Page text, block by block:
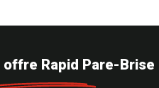
offre Rapid Pare-Brise